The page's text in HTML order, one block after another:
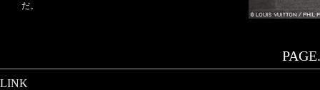
だ。
LINK